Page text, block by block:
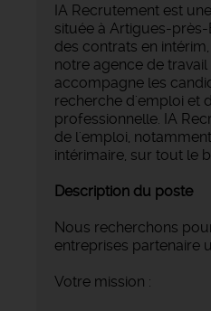
IA Recrutement est
située à Artigues-
des contrats en intérim,
notre agence de
accompagne les
recherche d'emploi et
professionnelle. IA
de l'emploi,
intérimaire, sur tout le
Description du poste
Nous recherchons
entreprises partenaire
Votre mission :